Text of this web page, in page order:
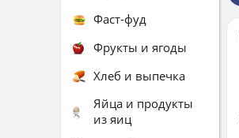
Фаст-фуд
Фрукты и ягоды
Хлеб и выпечка
Яйца и продукты
из яиц